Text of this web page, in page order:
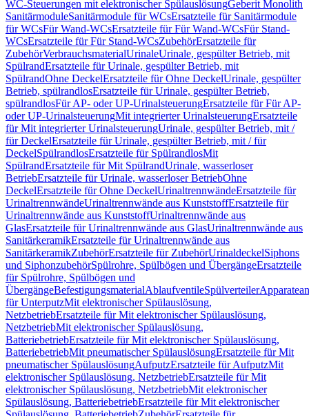
WC-Steuerungen mit elektronischer SpülauslösungGeberit Monolith
SanitärmoduleSanitärmodule für WCsErsatzteile für Sanitärmodule
für WCsFür Wand-WCsErsatzteile für Für Wand-WCsFür Stand-
WCsErsatzteile für Für Stand-WCsZubehörErsatzteile für
ZubehörVerbrauchsmaterialUrinaleUrinale, gespülter Betrieb, mit
SpülrandErsatzteile für Urinale, gespülter Betrieb, mit
SpülrandOhne DeckelErsatzteile für Ohne DeckelUrinale, gespülter
Betrieb, spülrandlosErsatzteile für Urinale, gespülter Betrieb,
spülrandlosFür AP- oder UP-UrinalsteuerungErsatzteile für Für AP-
oder UP-UrinalsteuerungMit integrierter UrinalsteuerungErsatzteile
für Mit integrierter UrinalsteuerungUrinale, gespülter Betrieb, mit /
für DeckelErsatzteile für Urinale, gespülter Betrieb, mit / für
DeckelSpülrandlosErsatzteile für SpülrandlosMit
SpülrandErsatzteile für Mit SpülrandUrinale, wasserloser
BetriebErsatzteile für Urinale, wasserloser BetriebOhne
DeckelErsatzteile für Ohne DeckelUrinaltrennwändeErsatzteile für
UrinaltrennwändeUrinaltrennwände aus KunststoffErsatzteile für
Urinaltrennwände aus KunststoffUrinaltrennwände aus
GlasErsatzteile für Urinaltrennwände aus GlasUrinaltrennwände aus
SanitärkeramikErsatzteile für Urinaltrennwände aus
SanitärkeramikZubehörErsatzteile für ZubehörUrinaldeckelSiphons
und SiphonzubehörSpülrohre, Spülbögen und ÜbergängeErsatzteile
für Spülrohre, Spülbögen und
ÜbergängeBefestigungsmaterialAblaufventileSpülverteiler
für UnterputzMit elektronischer Spülauslösung,
NetzbetriebErsatzteile für Mit elektronischer Spülauslösung,
NetzbetriebMit elektronischer Spülauslösung,
BatteriebetriebErsatzteile für Mit elektronischer Spülauslösung,
BatteriebetriebMit pneumatischer SpülauslösungErsatzteile für Mit
pneumatischer SpülauslösungAufputzErsatzteile für AufputzMit
elektronischer Spülauslösung, NetzbetriebErsatzteile für Mit
elektronischer Spülauslösung, NetzbetriebMit elektronischer
Spülauslösung, BatteriebetriebErsatzteile für Mit elektronischer